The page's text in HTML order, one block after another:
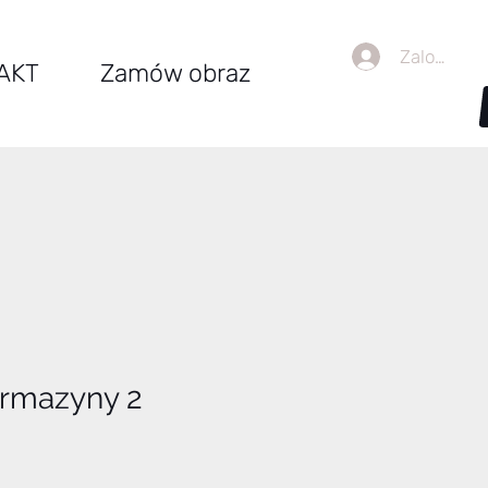
Zamów obraz
Zaloguj się
2